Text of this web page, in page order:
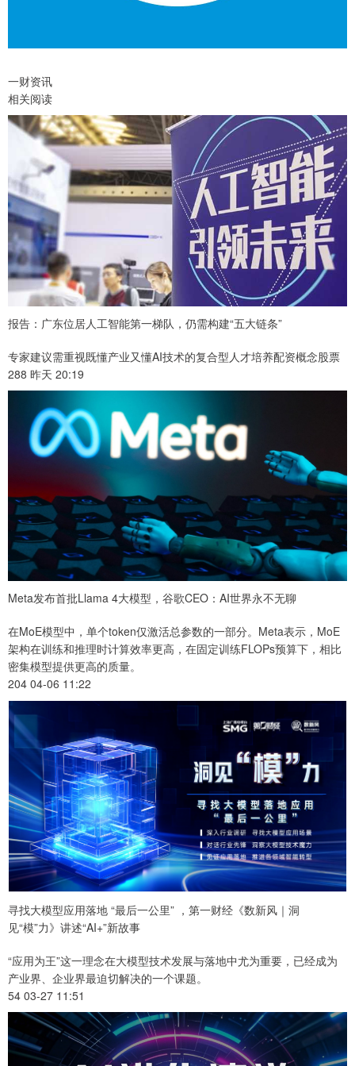
一财资讯
相关阅读
报告：广东位居人工智能第一梯队，仍需构建“五大链条”
专家建议需重视既懂产业又懂AI技术的复合型人才培养配资概念股票
288 昨天 20:19
Meta发布首批Llama 4大模型，谷歌CEO：AI世界永不无聊
在MoE模型中，单个token仅激活总参数的一部分。Meta表示，MoE
架构在训练和推理时计算效率更高，在固定训练FLOPs预算下，相比
密集模型提供更高的质量。
204 04-06 11:22
寻找大模型应用落地 “最后一公里” ，第一财经《数新风｜洞
见“模”力》讲述“AI+”新故事
“应用为王”这一理念在大模型技术发展与落地中尤为重要，已经成为
产业界、企业界最迫切解决的一个课题。
54 03-27 11:51